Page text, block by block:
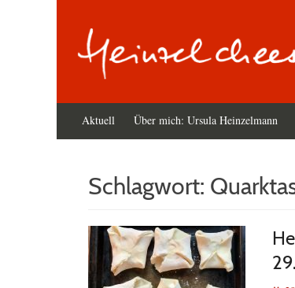
Primäres
Menü
Aktuell Über mich: Ursula Heinzelmann
Schlagwort: